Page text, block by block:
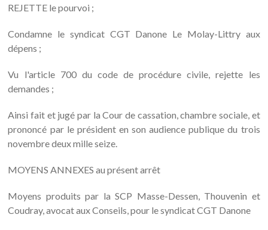
REJETTE le pourvoi ;
Condamne le syndicat CGT Danone Le Molay-Littry aux
dépens ;
Vu l'article 700 du code de procédure civile, rejette les
demandes ;
Ainsi fait et jugé par la Cour de cassation, chambre sociale, et
prononcé par le président en son audience publique du trois
novembre deux mille seize.
MOYENS ANNEXES au présent arrêt
Moyens produits par la SCP Masse-Dessen, Thouvenin et
Coudray, avocat aux Conseils, pour le syndicat CGT Danone